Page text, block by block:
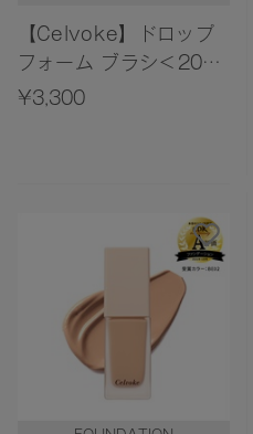
【Celvoke】ドロップ
フォーム ブラシ＜2026
AW Collection＞
¥3,300